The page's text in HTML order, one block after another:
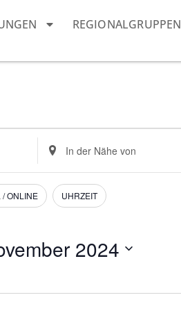
REGIONALGRUPPEN
Standort
eingeben.
Suche
nach
Veranstaltungen.
/ ONLINE UHRZEIT
2024